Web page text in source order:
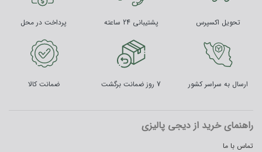
تحویل اکسپرس پشتیبانی 24 ساعته پرداخت در محل
ارسال به سراسر کشور 7 روز ضمانت برگشت ضمانت کالا
راهنمای خرید از دیجی پالیزی
تماس با ما